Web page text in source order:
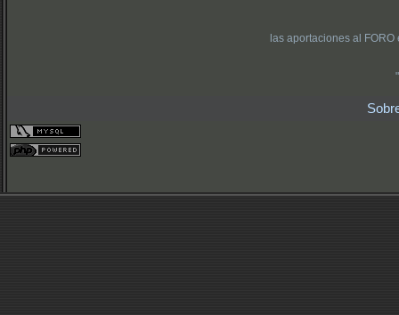
las aportaciones al